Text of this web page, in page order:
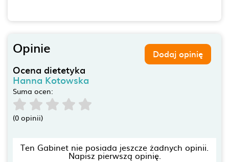
Opinie Dodaj opinię
Ocena dietetyka
Hanna Kotowska
Suma ocen:
(0 opinii)
Ten Gabinet nie posiada jeszcze żadnych opinii.
Napisz pierwszą opinię.